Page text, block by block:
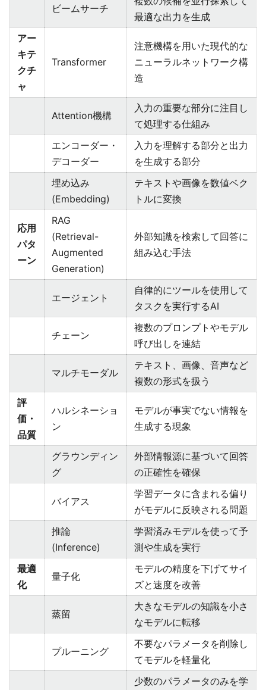
ビームサーチ
最適な出力を生成
アー
キテ
クチ
ャ
Transformer
注意機構を用いた現代的な
ニューラルネットワーク構
造
Attention機構
入力の重要な部分に注目し
て処理する仕組み
エンコーダー・
デコーダー
入力を理解する部分と出力
を生成する部分
埋め込み
(Embedding)
テキストや画像を数値ベク
トルに変換
応用
パタ
ーン
RAG
(Retrieval-
Augmented
Generation)
外部知識を検索して回答に
組み込む手法
エージェント
自律的にツールを使用して
タスクを実行するAI
チェーン
複数のプロンプトやモデル
呼び出しを連結
マルチモーダル
テキスト、画像、音声など
複数の形式を扱う
評
価・
品質
ハルシネーショ
ン
モデルが事実でない情報を
生成する現象
グラウンディン
グ
外部情報源に基づいて回答
の正確性を確保
バイアス
学習データに含まれる偏り
がモデルに反映される問題
推論
(Inference)
学習済みモデルを使って予
測や生成を実行
最適
化
量子化
モデルの精度を下げてサイ
ズと速度を改善
蒸留
大きなモデルの知識を小さ
なモデルに転移
プルーニング
不要なパラメータを削除し
てモデルを軽量化
少数のパラメータのみを学